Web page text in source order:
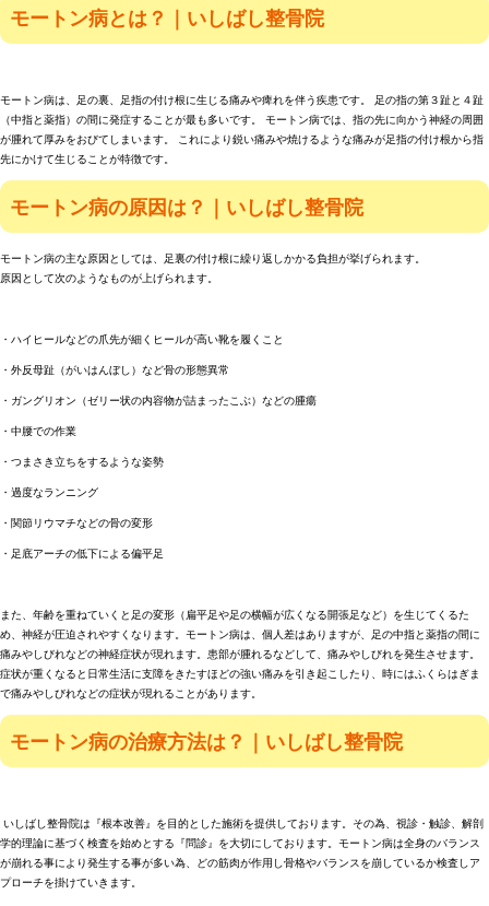
モートン病とは？｜いしばし整骨院
モートン病は、足の裏、足指の付け根に生じる痛みや痺れを伴う疾患です。 足の指の第３趾と４趾
（中指と薬指）の間に発症することが最も多いです。 モートン病では、指の先に向かう神経の周囲
が腫れて厚みをおびてしまいます。 これにより鋭い痛みや焼けるような痛みが足指の付け根から指
先にかけて生じることが特徴です。
モートン病の原因は？｜いしばし整骨院
モートン病の主な原因としては、足裏の付け根に繰り返しかかる負担が挙げられます。
原因として次のようなものが上げられます。
・ハイヒールなどの爪先が細くヒールが高い靴を履くこと
・外反母趾（がいはんぼし）など骨の形態異常
・ガングリオン（ゼリー状の内容物が詰まったこぶ）などの腫瘍
・中腰での作業
・つまさき立ちをするような姿勢
・過度なランニング
・関節リウマチなどの骨の変形
・足底アーチの低下による偏平足
また、年齢を重ねていくと足の変形（扁平足や足の横幅が広くなる開張足など）を生じてくるた
め、神経が圧迫されやすくなります。モートン病は、個人差はありますが、足の中指と薬指の間に
痛みやしびれなどの神経症状が現れます。患部が腫れるなどして、痛みやしびれを発生させます。
症状が重くなると日常生活に支障をきたすほどの強い痛みを引き起こしたり、時にはふくらはぎま
で痛みやしびれなどの症状が現れることがあります。
モートン病の治療方法は？｜いしばし整骨院
いしばし整骨院は『根本改善』を目的とした施術を提供しております。その為、視診・触診、解剖
学的理論に基づく検査を始めとする『問診』を大切にしております。モートン病は全身のバランス
が崩れる事により発生する事が多い為、どの筋肉が作用し骨格やバランスを崩しているか検査しア
プローチを掛けていきます。